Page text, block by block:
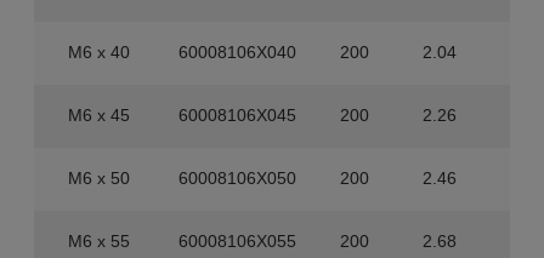
M6 x 40 60008106X040 200 2.04
M6 x 45 60008106X045 200 2.26
M6 x 50 60008106X050 200 2.46
M6 x 55 60008106X055 200 2.68